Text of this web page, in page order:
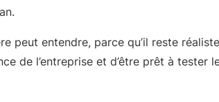
peut entendre, parce qu’il reste
de l’entreprise et d’être prêt à tester